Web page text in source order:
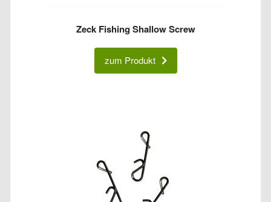
Zeck Fishing Shallow Screw
zum Produkt